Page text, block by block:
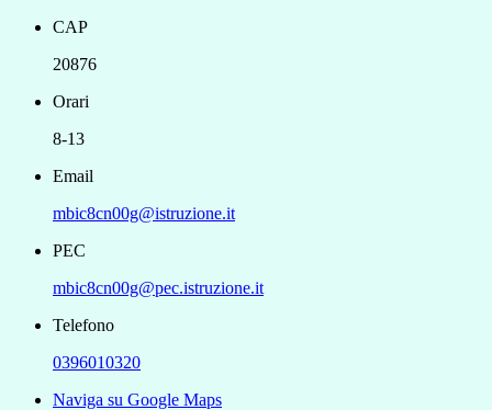
CAP
20876
Orari
8-13
Email
mbic8cn00g@istruzione.it
PEC
mbic8cn00g@pec.istruzione.it
Telefono
0396010320
Naviga su Google Maps